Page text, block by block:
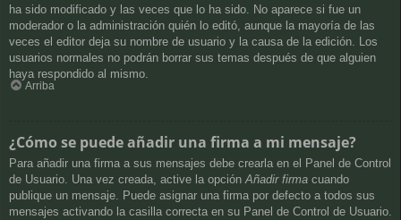
ha sido modificado y las veces que lo ha sido. No aparece si fue un
moderador o la administración quién lo editó, aunque la mayoría de las
veces el editor deja su nombre de usuario y la causa de la edición. Los
usuarios normales no podrán borrar sus temas después de que alguien
haya respondido al mismo.
Arriba
¿Cómo se puede añadir una firma a mi mensaje?
Para añadir una firma a sus mensajes debe crearla en el Panel de Control
de Usuario. Una vez creada, active la opciónAñadir firma cuando
publique un mensaje. Puede asignar una firma por defecto a todos sus
mensajes activando la casilla correcta en su Panel de Control de Usuario.